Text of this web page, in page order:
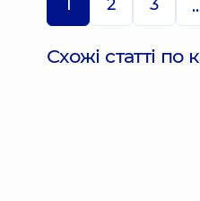
1 2 3
Схожі статті по